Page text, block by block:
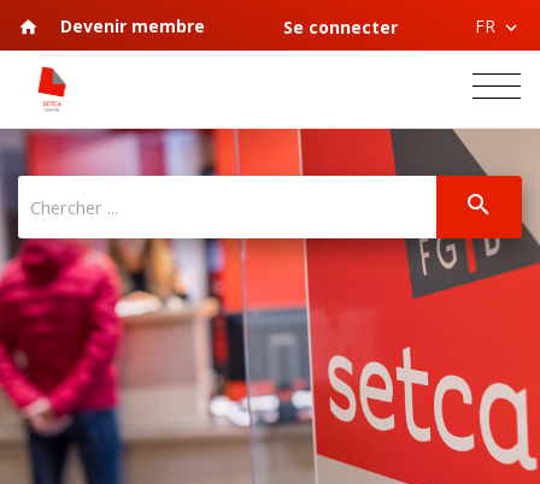
Devenir membre Se connecter FR